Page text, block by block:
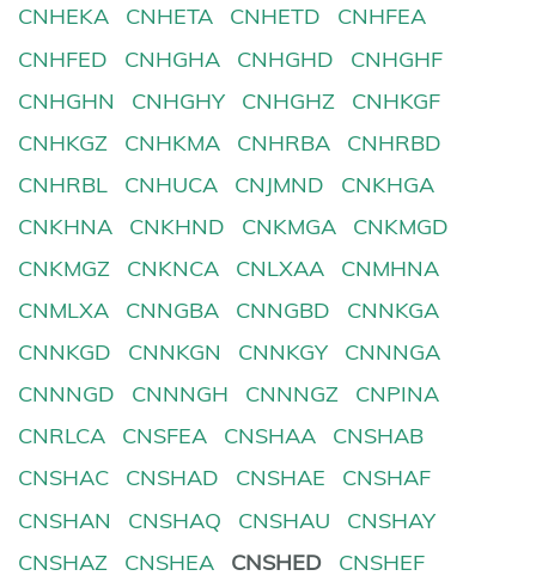
CNHEKA CNHETA CNHETD
CNHFEA
CNHFED
CNHGHA CNHGHD
CNHGHF
CNHGHN
CNHGHY CNHGHZ
CNHKGF
CNHKGZ
CNHKMA CNHRBA
CNHRBD
CNHRBL
CNHUCA CNJMND
CNKHGA
CNKHNA
CNKHND CNKMGA
CNKMGD
CNKMGZ
CNKNCA CNLXAA
CNMHNA
CNMLXA
CNNGBA CNNGBD
CNNKGA
CNNKGD
CNNKGN CNNKGY
CNNNGA
CNNNGD
CNNNGH CNNNGZ
CNPINA
CNRLCA
CNSFEA CNSHAA
CNSHAB
CNSHAC
CNSHAD CNSHAE
CNSHAF
CNSHAN
CNSHAQ CNSHAU
CNSHAY
CNSHAZ
CNSHEA CNSHED
CNSHEF